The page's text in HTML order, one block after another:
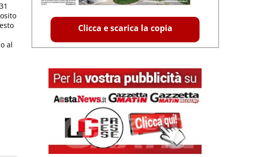
al
Clicca e scarica la copia